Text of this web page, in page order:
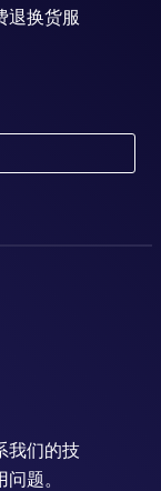
退换货服
我们的技
题。